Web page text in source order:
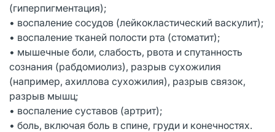
(гиперпигментация);
• воспаление сосудов (лейкокластический васкулит);
• воспаление тканей полости рта (стоматит);
• мышечные боли, слабость, рвота и спутанность
сознания (рабдомиолиз), разрыв сухожилия
(например, ахиллова сухожилия), разрыв связок,
разрыв мышц;
• воспаление суставов (артрит);
• боль, включая боль в спине, груди и конечностях.